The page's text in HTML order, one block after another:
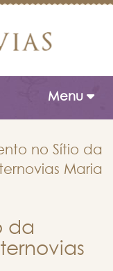
Toggle
Menu
no Sítio da
Maria
da